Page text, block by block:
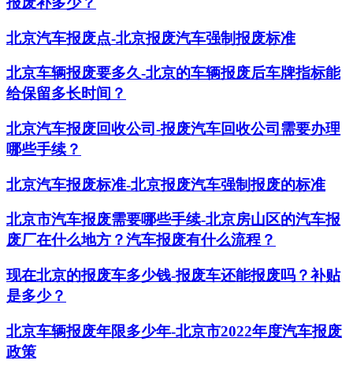
北京汽车报废点-北京报废汽车强制报废标准
北京车辆报废要多久-北京的车辆报废后车牌指标能
给保留多长时间？
北京汽车报废回收公司-报废汽车回收公司需要办理
哪些手续？
北京汽车报废标准-北京报废汽车强制报废的标准
北京市汽车报废需要哪些手续-北京房山区的汽车报
废厂在什么地方？汽车报废有什么流程？
现在北京的报废车多少钱-报废车还能报废吗？补贴
是多少？
北京车辆报废年限多少年-北京市2022年度汽车报废
政策